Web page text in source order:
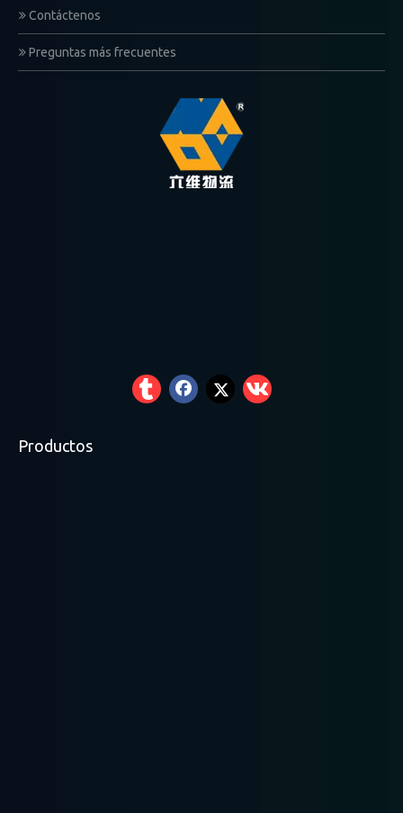
Contáctenos
Preguntas más frecuentes
Productos